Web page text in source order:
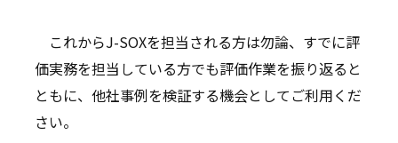
これからJ-SOXを担当される方は勿論、すでに評
価実務を担当している方でも評価作業を振り返ると
ともに、他社事例を検証する機会としてご利用くだ
さい。